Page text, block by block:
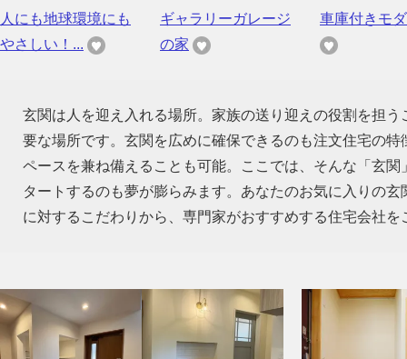
人にも地球環境にも
やさしい！...
ギャラリーガレージ
の家
車庫付きモ
玄関は人を迎え入れる場所。家族の送り迎えの役割を担
要な場所です。玄関を広めに確保できるのも注文住宅の
ペースを兼ね備えることも可能。ここでは、そんな「玄
タートするのも夢が膨らみます。あなたのお気に入りの
に対するこだわりから、専門家がおすすめする住宅会社